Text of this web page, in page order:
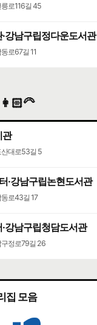
로116길 45
강남구립정다운도서관
로67길 11
관
산대로53길 5
·강남구립논현도서관
로43길 17
강남구립청담도서관
구정로79길 26
집 모음